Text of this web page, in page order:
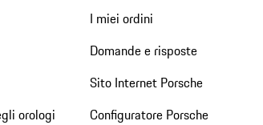
orologi
I miei ordini
Domande e risposte
Sito Internet Porsche
Configuratore Porsche